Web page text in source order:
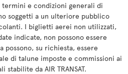
e condizioni generali di
soggetti a un ulteriore pubblico
I biglietti aerei non utilizzati,
indicate, non possono essere
possono, su richiesta, essere
di talune imposte e commissioni ai
da AIR TRANSAT.